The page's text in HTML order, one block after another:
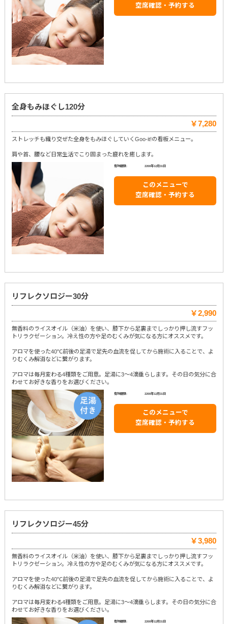
空席確認・予約する
全身もみほぐし120分
￥7,280
ストレッチも織り交ぜた全身をもみほぐしていくGoo-it!の看板メニュー。
肩や首、腰など日常生活でこり固まった疲れを癒します。
有効期限: 2200年12月31日
このメニューで
空席確認・予約する
リフレクソロジー30分
￥2,990
無香料のライスオイル（米油）を使い、膝下から足裏までしっかり押し流すフッ
トリラクゼーション。冷え性の方や足のむくみが気になる方にオススメです。
アロマを使った40℃前後の足湯で足先の血流を促してから施術に入ることで、よ
りむくみ解消などに繋がります。
アロマは毎月変わる4種類をご用意。足湯に3～4滴垂らします。その日の気分に合
わせてお好きな香りをお選びください。
有効期限: 2200年12月31日
このメニューで
空席確認・予約する
リフレクソロジー45分
￥3,980
無香料のライスオイル（米油）を使い、膝下から足裏までしっかり押し流すフッ
トリラクゼーション。冷え性の方や足のむくみが気になる方にオススメです。
アロマを使った40℃前後の足湯で足先の血流を促してから施術に入ることで、よ
りむくみ解消などに繋がります。
アロマは毎月変わる4種類をご用意。足湯に3～4滴垂らします。その日の気分に合
わせてお好きな香りをお選びください。
有効期限: 2200年12月31日